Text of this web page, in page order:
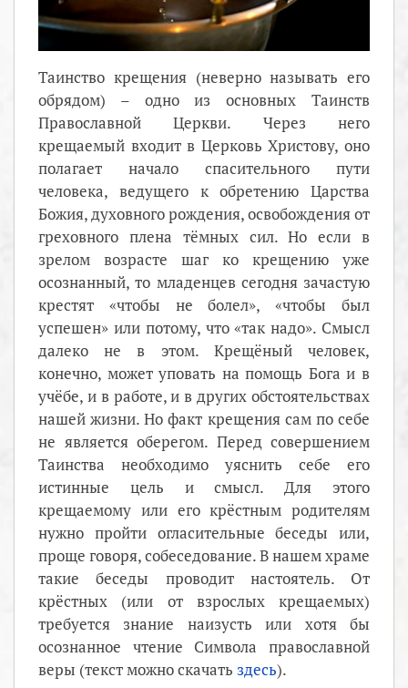
Таинство крещения (неверно называть его
обрядом) – одно из основных Таинств
Православной Церкви. Через него
крещаемый входит в Церковь Христову, оно
полагает начало спасительного пути
человека, ведущего к обретению Царства
Божия, духовного рождения, освобождения от
греховного плена тёмных сил. Но если в
зрелом возрасте шаг ко крещению уже
осознанный, то младенцев сегодня зачастую
крестят «чтобы не болел», «чтобы был
успешен» или потому, что «так надо». Смысл
далеко не в этом. Крещёный человек,
конечно, может уповать на помощь Бога и в
учёбе, и в работе, и в других обстоятельствах
нашей жизни. Но факт крещения сам по себе
не является оберегом. Перед совершением
Таинства необходимо уяснить себе его
истинные цель и смысл. Для этого
крещаемому или его крёстным родителям
нужно пройти огласительные беседы или,
проще говоря, собеседование. В нашем храме
такие беседы проводит настоятель. От
крёстных (или от взрослых крещаемых)
требуется знание наизусть или хотя бы
осознанное чтение Символа православной
веры (текст можно скачать здесь).